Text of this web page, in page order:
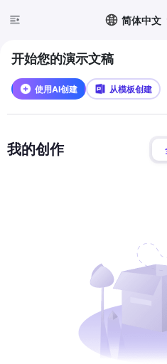
简体中文
开始您的演示文稿
使用AI创建 从模板创建
我的创作